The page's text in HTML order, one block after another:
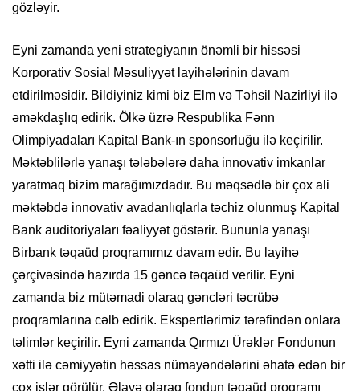
gözləyir.
Eyni zamanda yeni strategiyanın önəmli bir hissəsi
Korporativ Sosial Məsuliyyət layihələrinin davam
etdirilməsidir. Bildiyiniz kimi biz Elm və Təhsil Nazirliyi ilə
əməkdaşlıq edirik. Ölkə üzrə Respublika Fənn
Olimpiyadaları Kapital Bank-ın sponsorluğu ilə keçirilir.
Məktəblilərlə yanaşı tələbələrə daha innovativ imkanlar
yaratmaq bizim marağımızdadır. Bu məqsədlə bir çox ali
məktəbdə innovativ avadanlıqlarla təchiz olunmuş Kapital
Bank auditoriyaları fəaliyyət göstərir. Bununla yanaşı
Birbank təqaüd proqramımız davam edir. Bu layihə
çərçivəsində hazırda 15 gəncə təqaüd verilir. Eyni
zamanda biz mütəmadi olaraq gəncləri təcrübə
proqramlarına cəlb edirik. Ekspertlərimiz tərəfindən onlara
təlimlər keçirilir. Eyni zamanda Qırmızı Ürəklər Fondunun
xətti ilə cəmiyyətin həssas nümayəndələrini əhatə edən bir
çox işlər görülür. Əlavə olaraq fondun təqaüd proqramı